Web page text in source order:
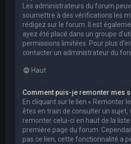
Les administrateurs du forum
soumettre à des vérifications les
rédigez sur le forum. Il est
ayez été placé dans un groupe
permissions limitées. Pour plus
contacter un administrateur du
Haut
Comment puis-je remonter mes
En cliquant sur le lien « Remonter
êtes en train de consulter un sujet,
remonter celui-ci en haut de la liste
première page du forum.
pas ce lien, cette fonctionnalité a